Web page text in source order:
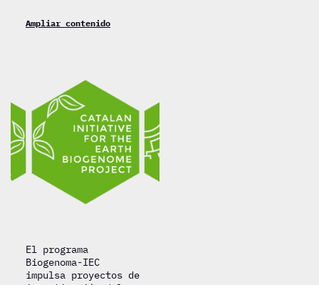
Ampliar contenido
El programa
Biogenoma-IEC
impulsa proyectos de